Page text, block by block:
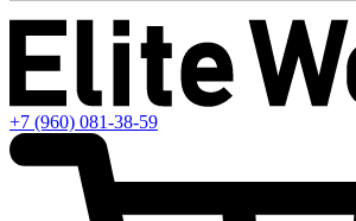
+7 (960) 081-38-59